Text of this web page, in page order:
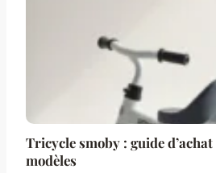
Tricycle smoby : guide
modèles